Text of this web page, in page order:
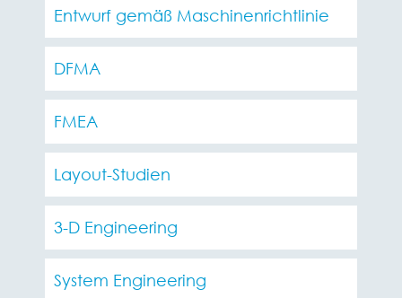
Entwurf gemäß Maschinenrichtlinie
DFMA
FMEA
Layout-Studien
3-D Engineering
System Engineering